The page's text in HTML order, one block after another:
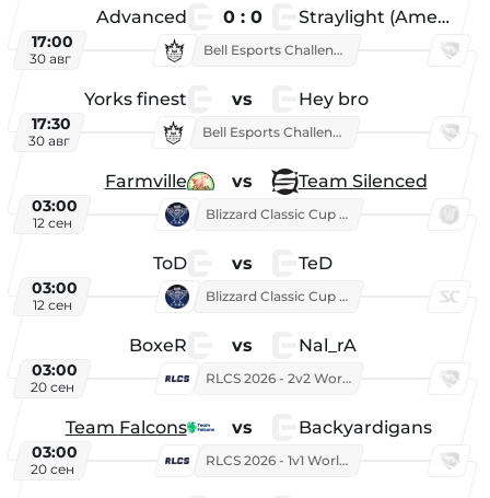
Advanced 0 : 0 Straylight (American team)
17:00
30 авг
Bell Esports Challenge 2026
Yorks finest vs Hey bro
17:30
30 авг
Bell Esports Challenge 2026
Farmville vs Team Silenced
03:00
12 сен
Blizzard Classic Cup 2026
ToD vs TeD
03:00
12 сен
Blizzard Classic Cup 2026
BoxeR vs Nal_rA
03:00
20 сен
RLCS 2026 - 2v2 World Championship
Team Falcons vs Backyardigans
03:00
20 сен
RLCS 2026 - 1v1 World Championship